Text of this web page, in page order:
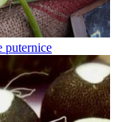
puternice